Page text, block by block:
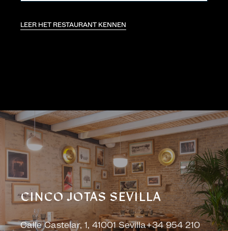
LEER HET RESTAURANT KENNEN
CINCO JOTAS SEVILLA
Calle Castelar, 1, 41001 Sevilla+34 954 210